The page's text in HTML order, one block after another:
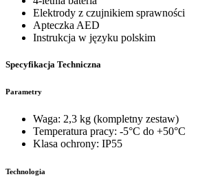
Elektrody z czujnikiem sprawności
Apteczka AED
Instrukcja w języku polskim
Specyfikacja Techniczna
Parametry
Waga: 2,3 kg (kompletny zestaw)
Temperatura pracy: -5°C do +50°C
Klasa ochrony: IP55
Technologia